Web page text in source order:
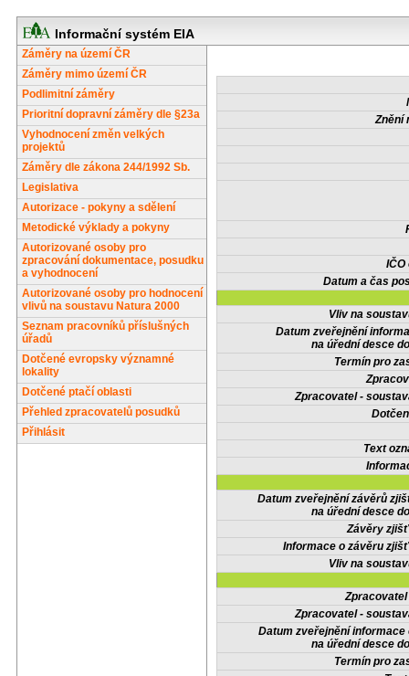
Informační systém EIA
Záměry na území ČR
Záměry mimo území ČR
Podlimitní záměry
Prioritní dopravní záměry dle §23a
Vyhodnocení změn velkých
projektů
Záměry dle zákona 244/1992 Sb.
Legislativa
Autorizace - pokyny a sdělení
Metodické výklady a pokyny
Autorizované osoby pro
zpracování dokumentace, posudku
a vyhodnocení
Autorizované osoby pro hodnocení
vlivů na soustavu Natura 2000
Seznam pracovníků příslušných
úřadů
Dotčené evropsky významné
lokality
Dotčené ptačí oblasti
Přehled zpracovatelů posudků
Přihlásit
Znění
IČO
Datum a čas
Vliv na
Datum zveřejnění
na úřední desce
Termín pro
Zpracovatel -
Text
Datum zveřejnění závěrů
na úřední desce
Závěry
Informace o závěru
Vliv na
Zpracovatel -
Datum zveřejnění informace
na úřední desce
Termín pro